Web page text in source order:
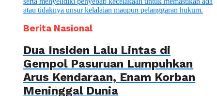
Berita Nasional
Dua Insiden Lalu Lintas di
Gempol Pasuruan Lumpuhkan
Arus Kendaraan, Enam Korban
Meninggal Dunia